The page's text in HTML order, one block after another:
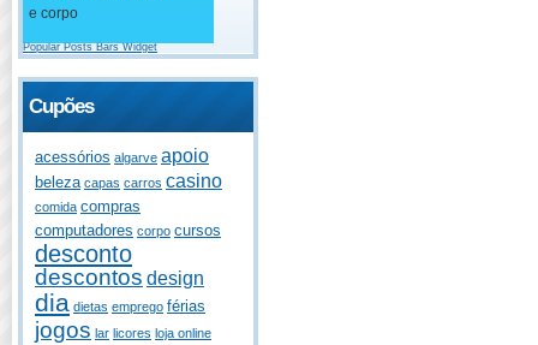
e corpo
Popular Posts Bars Widget
Cupões
acessórios algarve apoio
beleza capas carros casino
comida compras
computadores corpo cursos
desconto
descontos design
dia dietas emprego férias
jogos lar licores loja online